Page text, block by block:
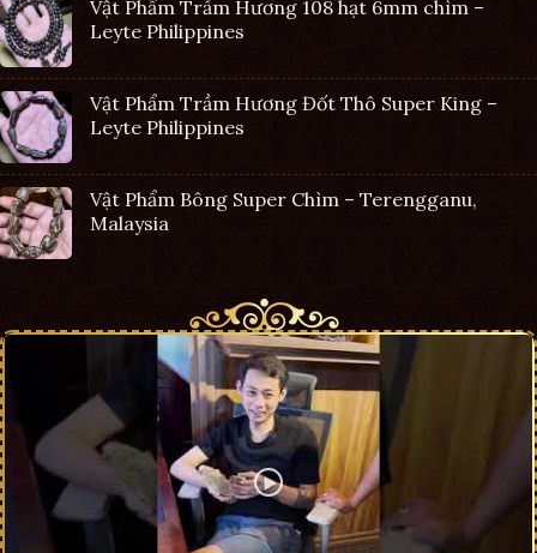
Vật Phẩm Trầm Hương 108 hạt 6mm chìm –
Leyte Philippines
Vật Phẩm Trầm Hương Đốt Thô Super King –
Leyte Philippines
Vật Phẩm Bông Super Chìm – Terengganu,
Malaysia